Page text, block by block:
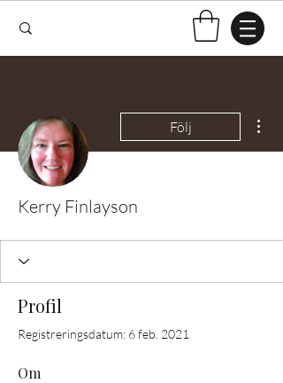
Följ
Kerry Finlayson
Profil
Registreringsdatum: 6 feb. 2021
Om